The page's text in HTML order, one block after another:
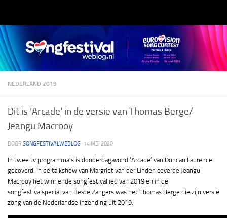
NEDERLAND 2019
Dit is ‘Arcade’ in de versie van Thomas Berge/
Jeangu Macrooy
DOOR SONGFESTIVALWEBLOG · 14 MEI 2020
In twee tv programma’s is donderdagavond ‘Arcade’ van Duncan Laurence
gecoverd. In de talkshow van Margriet van der Linden coverde Jeangu
Macrooy het winnende songfestivallied van 2019 en in de
songfestivalspecial van Beste Zangers was het Thomas Berge die zijn versie
zong van de Nederlandse inzending uit 2019.